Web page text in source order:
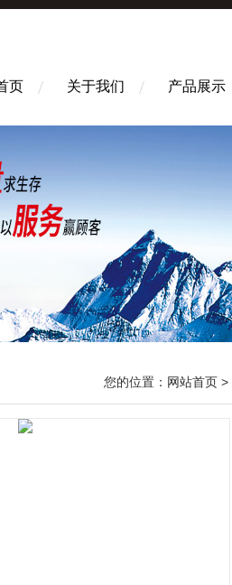
页 关于我们 产品展示
您的位置： 网站首页 >